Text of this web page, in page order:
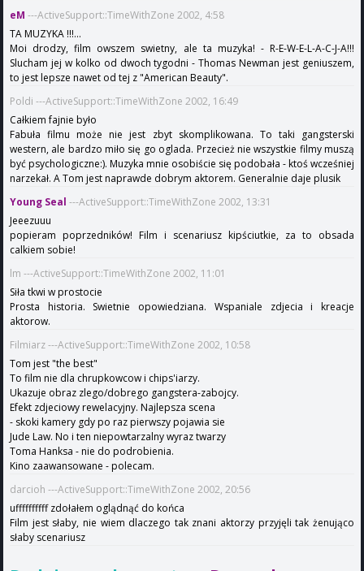
eM ---ActiveSupport::TimeWithZone 2002, 4:58
TA MUZYKA !!!...
Moi drodzy, film owszem swietny, ale ta muzyka! - R-E-W-E-L-A-C-J-A!!!
Slucham jej w kolko od dwoch tygodni - Thomas Newman jest geniuszem,
to jest lepsze nawet od tej z "American Beauty".
Poldi ---ActiveSupport::TimeWithZone 2002, 16:49
Całkiem fajnie było
Fabuła filmu może nie jest zbyt skomplikowana. To taki gangsterski
western, ale bardzo miło się go oglada. Przecież nie wszystkie filmy muszą
być psychologiczne:). Muzyka mnie osobiście się podobała - ktoś wcześniej
narzekał. A Tom jest naprawde dobrym aktorem. Generalnie daje plusik
Young Seal ---ActiveSupport::TimeWithZone 2002, 13:31
Jeeezuuu
popieram poprzedników! Film i scenariusz kipściutkie, za to obsada
calkiem sobie!
lm ---ActiveSupport::TimeWithZone 2002, 11:01
Siła tkwi w prostocie
Prosta historia. Swietnie opowiedziana. Wspaniale zdjecia i kreacje
aktorow.
Filmiarz ---ActiveSupport::TimeWithZone 2002, 10:58
Tom jest "the best"
To film nie dla chrupkowcow i chips'iarzy.
Ukazuje obraz zlego/dobrego gangstera-zabojcy.
Efekt zdjeciowy rewelacyjny. Najlepsza scena
- skoki kamery gdy po raz pierwszy pojawia sie
Jude Law. No i ten niepowtarzalny wyraz twarzy
Toma Hanksa - nie do podrobienia.
Kino zaawansowane - polecam.
darcioh ---ActiveSupport::TimeWithZone 2002, 20:56
uffffffffff zdołałem oglądnąć do końca
Film jest słaby, nie wiem dlaczego tak znani aktorzy przyjęli tak żenująco
słaby scenariusz